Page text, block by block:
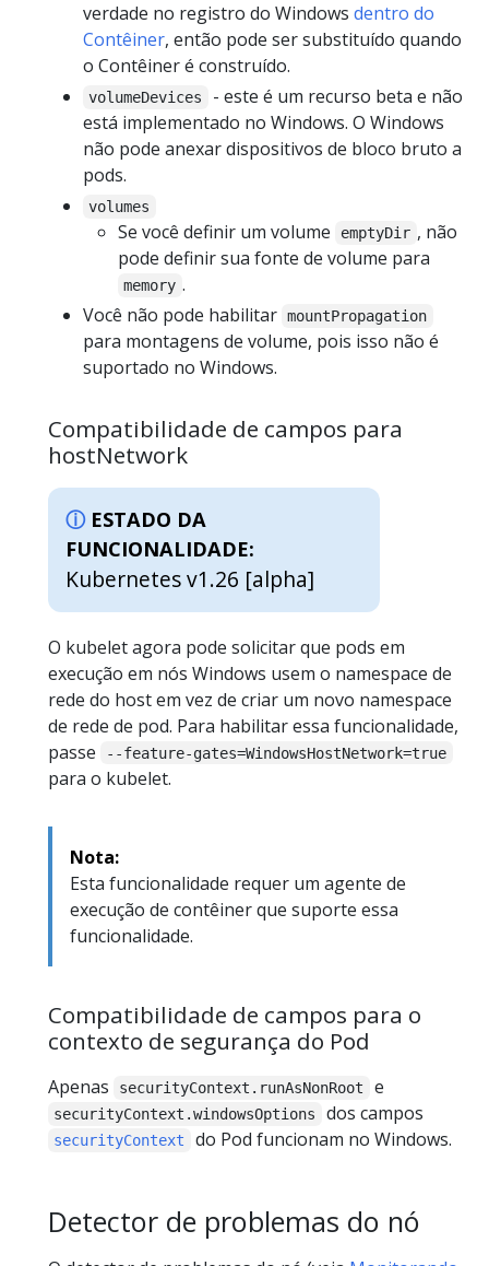
verdade no registro do Windows dentro do
Contêiner, então pode ser substituído quando
o Contêiner é construído.
volumeDevices
- este é um recurso beta e não
está implementado no Windows. O Windows
não pode anexar dispositivos de bloco bruto a
pods.
volumes
Se você definir um volume emptyDir , não
pode definir sua fonte de volume para
memory .
Você não pode habilitar mountPropagation
para montagens de volume, pois isso não é
suportado no Windows.
Compatibilidade de campos para
hostNetwork
ESTADO DA
FUNCIONALIDADE:
Kubernetes v1.26 [alpha]
O kubelet agora pode solicitar que pods em
execução em nós Windows usem o namespace de
rede do host em vez de criar um novo namespace
de rede de pod. Para habilitar essa funcionalidade,
passe
--feature-gates=WindowsHostNetwork=true
para o kubelet.
Nota:
Esta funcionalidade requer um agente de
execução de contêiner que suporte essa
funcionalidade.
Compatibilidade de campos para o
contexto de segurança do Pod
Apenas securityContext.runAsNonRoot e
securityContext.windowsOptions dos campos
securityContext do Pod funcionam no Windows.
Detector de problemas do nó